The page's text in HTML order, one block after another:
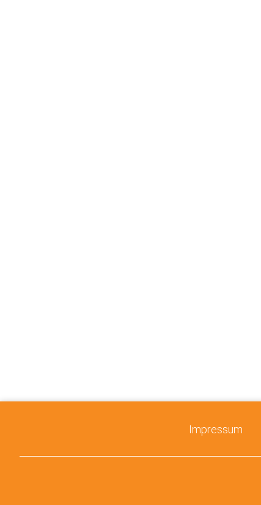
Impressum